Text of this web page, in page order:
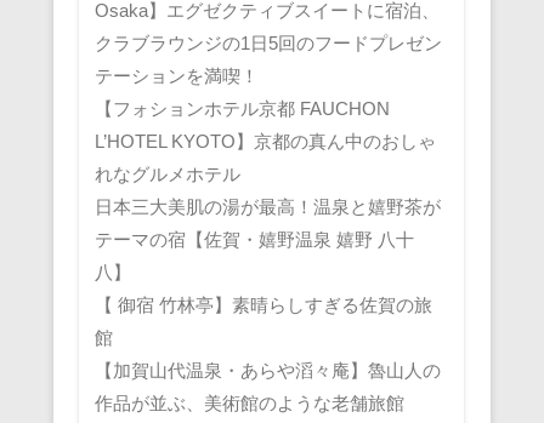
Osaka】エグゼクティブスイートに宿泊、
クラブラウンジの1日5回のフードプレゼン
テーションを満喫！
【フォションホテル京都 FAUCHON
L’HOTEL KYOTO】京都の真ん中のおしゃ
れなグルメホテル
日本三大美肌の湯が最高！温泉と嬉野茶が
テーマの宿【佐賀・嬉野温泉 嬉野 八十
八】
【 御宿 竹林亭】素晴らしすぎる佐賀の旅
館
【加賀山代温泉・あらや滔々庵】魯山人の
作品が並ぶ、美術館のような老舗旅館